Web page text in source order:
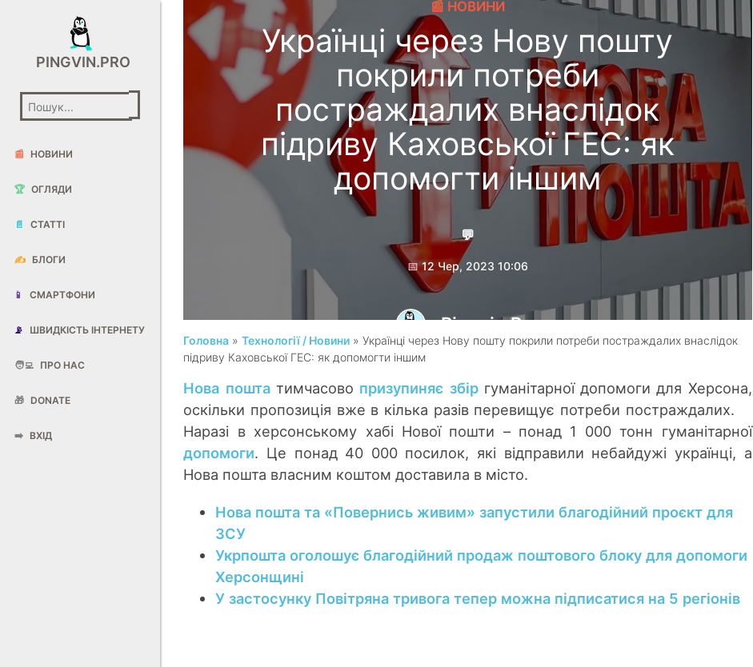
PINGVIN.PRO
📰 НОВИНИ
🏆 ОГЛЯДИ
📄 СТАТТІ
✍️ БЛОГИ
📱 СМАРТФОНИ
📡 ШВИДКІСТЬ ІНТЕРНЕТУ
🧑‍💻 ПРО НАС
🎁 DONATE
➡️ ВХІД
📰 НОВИНИ
Українці через Нову пошту
покрили потреби
постраждалих внаслідок
підриву Каховської ГЕС: як
допомогти іншим
💬
📅 12 Чер, 2023 10:06
Pingvin Pro
Головна »Технології / Новини » Українці через Нову пошту покрили потреби постраждалих внаслідок
підриву Каховської ГЕС: як допомогти іншим
Нова поштатимчасово призупиняє збіргуманітарної допомоги для Херсона,
оскільки пропозиція вже в кілька разів перевищує потреби постраждалих.
Наразі в херсонському хабі Нової пошти – понад 1 000 тонн гуманітарної
допомоги. Це понад 40 000 посилок, які відправили небайдужі українці, а
Нова пошта власним коштом доставила в місто.
Нова пошта та «Повернись живим» запустили благодійний проєкт для
ЗСУ
Укрпошта оголошує благодійний продаж поштового блоку для допомоги
Херсонщині
У застосунку Повітряна тривога тепер можна підписатися на 5 регіонів